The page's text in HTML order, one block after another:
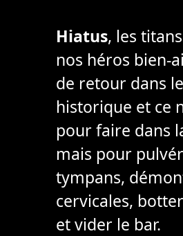
Hiatus, les
nos héros bien-
de retour dans
historique et ce
pour faire dans
mais pour
tympans,
cervicales,
et vider le bar.